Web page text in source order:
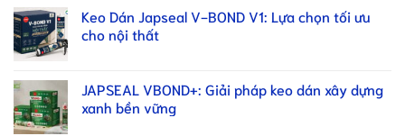
Keo Dán Japseal V-BOND V1: Lựa chọn tối ưu
cho nội thất
JAPSEAL VBOND+: Giải pháp keo dán xây dựng
xanh bền vững